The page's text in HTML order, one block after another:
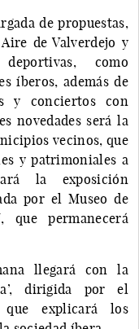
de propuestas,
de Valverdejo y
como
íberos, además de
y conciertos con
novedades será la
vecinos, que
y patrimoniales a
la exposición
por el Museo de
que permanecerá
llegará con la
dirigida por el
que explicará los